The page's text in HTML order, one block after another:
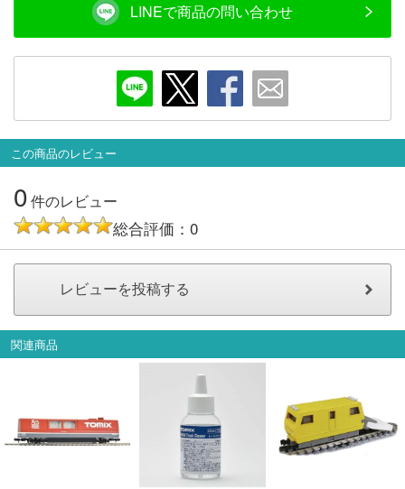
会員ランクについて
レビューについて
LINEで商品の問い合わせ
この商品のレビュー
0件のレビュー
総合評価：0
関連商品